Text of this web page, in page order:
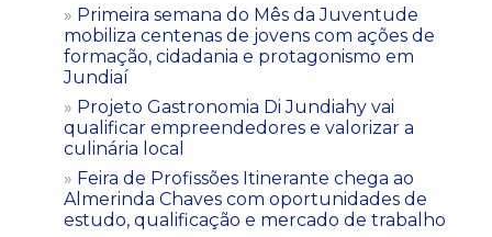
Primeira semana do Mês da Juventude
mobiliza centenas de jovens com ações de
formação, cidadania e protagonismo em
Jundiaí
Projeto Gastronomia Di Jundiahy vai
qualificar empreendedores e valorizar a
culinária local
Feira de Profissões Itinerante chega ao
Almerinda Chaves com oportunidades de
estudo, qualificação e mercado de trabalho